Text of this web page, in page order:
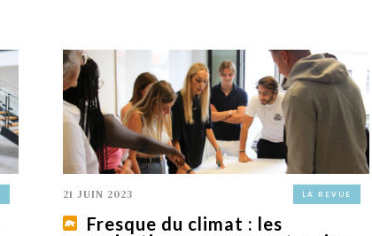
21 JUIN 2023 LA REVUE
Fresque du climat : les